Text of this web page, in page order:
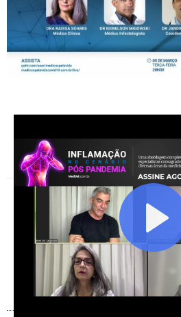
WhatsApp Facebook